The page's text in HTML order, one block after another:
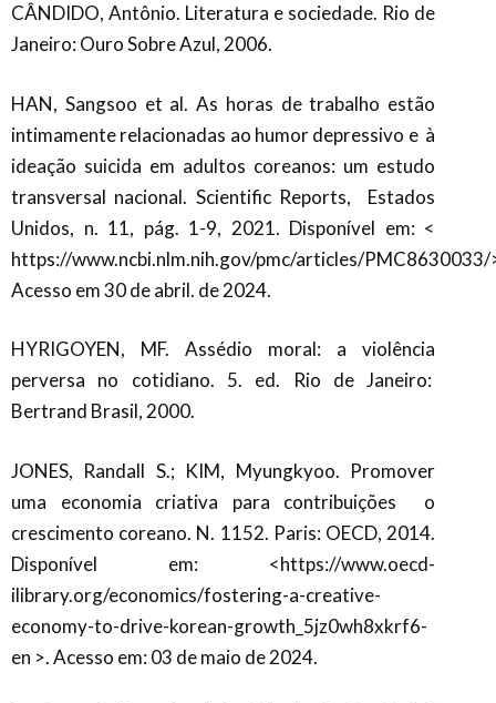
CÂNDIDO, Antônio. Literatura e sociedade. Rio de
Janeiro: Ouro Sobre Azul, 2006.
HAN, Sangsoo et al. As horas de trabalho estão
intimamente relacionadas ao humor depressivo e à
ideação suicida em adultos coreanos: um estudo
transversal nacional. Scientific Reports, Estados
Unidos, n. 11, pág. 1-9, 2021. Disponível em: <
https://www.ncbi.nlm.nih.gov/pmc/articles/PMC8630033/
Acesso em 30 de abril. de 2024.
HYRIGOYEN, MF. Assédio moral: a violência
perversa no cotidiano. 5. ed. Rio de Janeiro:
Bertrand Brasil, 2000.
JONES, Randall S.; KIM, Myungkyoo. Promover
uma economia criativa para contribuições o
crescimento coreano. N. 1152. Paris: OECD, 2014.
Disponível em: <https://www.oecd-
ilibrary.org/economics/fostering-a-creative-
economy-to-drive-korean-growth_5jz0wh8xkrf6-
en >. Acesso em: 03 de maio de 2024.